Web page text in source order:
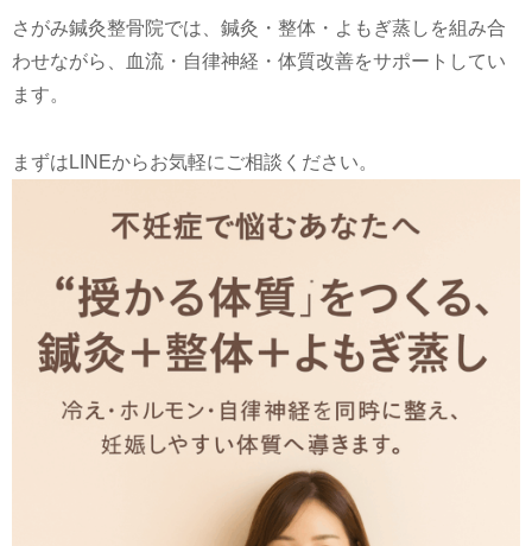
さがみ鍼灸整骨院では、鍼灸・整体・よもぎ蒸しを組み合
わせながら、血流・自律神経・体質改善をサポートしてい
ます。
まずはLINEからお気軽にご相談ください。